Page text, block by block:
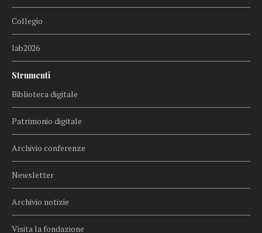
Collegio
lab2026
Strumenti
Biblioteca digitale
Patrimonio digitale
Archivio conferenze
Newsletter
Archivio notizie
Visita la fondazione